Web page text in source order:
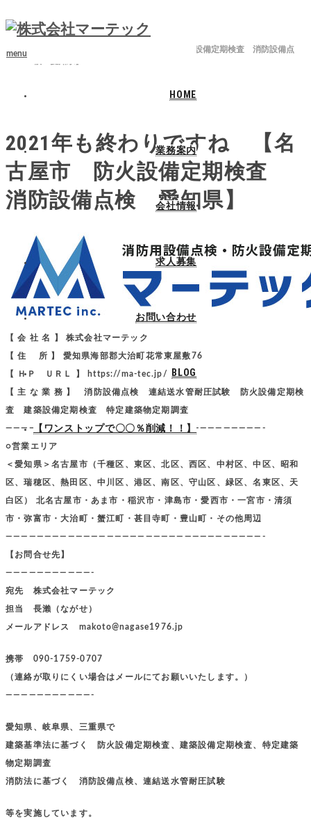
menu
HOME
業務案内
会社情報
求人募集
お問い合わせ
BLOG
【ワンストップで〇〇％削減！！】
ブログ
消防設備点検
2021年も終わりですね 【名古屋市 防火設備定期検査 消防設備点
2021年も終わりですね 【名
古屋市 防火設備定期検査
消防設備点検 愛知県】
【 会 社 名 】 株式会社マーテック
【 住 所 】 愛知県海部郡大治町花常東屋敷76
【 ＨＰ ＵＲＬ 】 https://ma-tec.jp/
【 主 な 業 務 】 消防設備点検 連結送水管耐圧試験 防火設備定期検
査 建築設備定期検査 特定建築物定期調査
—————————————————————————————————-
○営業エリア
＜愛知県＞名古屋市（千種区、東区、北区、西区、中村区、中区、昭和
区、瑞穂区、熱田区、中川区、港区、南区、守山区、緑区、名東区、天
白区） 北名古屋市・あま市・稲沢市・津島市・愛西市・一宮市・清須
市・弥富市・大治町・蟹江町・甚目寺町・豊山町・その他周辺
—————————————————————————————————-
【お問合せ先】
———————————-
宛先 株式会社マーテック
担当 長瀨（ながせ）
メールアドレス makoto@nagase1976.jp
携帯 090-1759-0707
（連絡が取りにくい場合はメールにてお願いいたします。）
———————————-
愛知県、岐阜県、三重県で
建築基準法に基づく 防火設備定期検査、建築設備定期検査、特定建築
物定期調査
消防法に基づく 消防設備点検、連結送水管耐圧試験
等を実施しています。